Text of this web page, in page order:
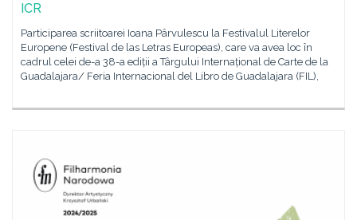
ICR
Participarea scriitoarei Ioana Pârvulescu la Festivalul Literelor
Europene (Festival de las Letras Europeas), care va avea loc în
cadrul celei de-a 38-a ediții a Târgului Internațional de Carte de la
Guadalajara/ Feria Internacional del Libro de Guadalajara (FIL),